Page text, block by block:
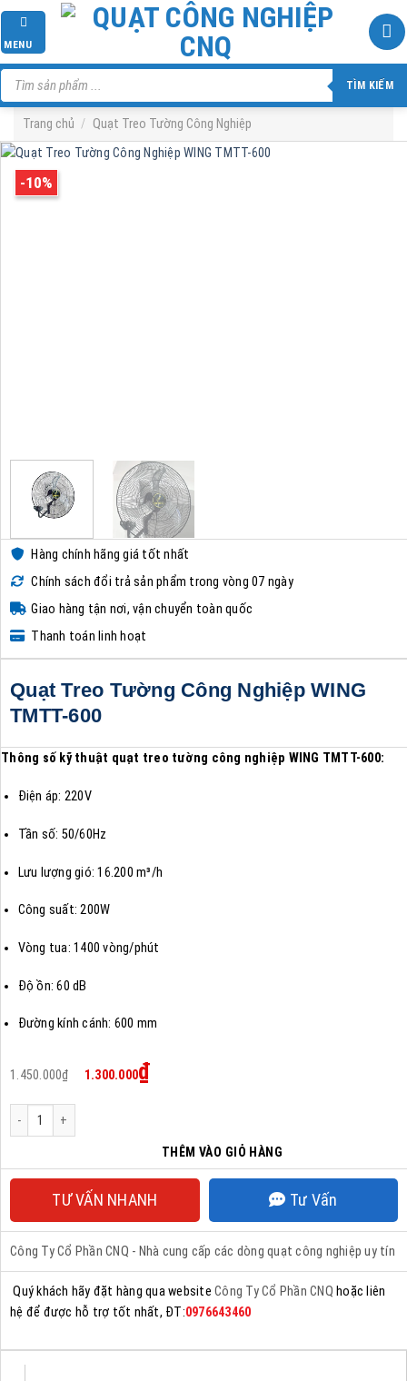
Skip
content
MENU
Tìm
kiếm
phẩm
TÌM KIẾM
Trang chủ / Quạt Treo Tường Công Nghiệp
-10%
Hàng chính hãng giá tốt nhất
Chính sách đổi trả sản phẩm trong vòng 07 ngày
Giao hàng tận nơi, vận chuyển toàn quốc
Thanh toán linh hoạt
Quạt Treo Tường Công Nghiệp WING
TMTT-600
Thông số kỹ thuật quạt treo tường công nghiệp WING TMTT-600:
Điện áp: 220V
Tần số: 50/60Hz
Lưu lượng gió: 16.200 m³/h
Công suất: 200W
Vòng tua: 1400 vòng/phút
Độ ồn: 60 dB
Đường kính cánh: 600 mm
1.450.000₫
Giá
gốc
1.450.000₫.
1.300.000₫
Quạt Treo Tường Công Nghiệp WING TMTT-600 số lượng
THÊM VÀO GIỎ HÀNG
TƯ VẤN NHANH Tư Vấn
Công Ty Cổ Phần CNQ - Nhà cung cấp các dòng quạt công nghiệp uy tín
Quý khách hãy đặt hàng qua website Công Ty Cổ Phần CNQ hoặc liên
hệ để được hỗ trợ tốt nhất, ĐT:0976643460